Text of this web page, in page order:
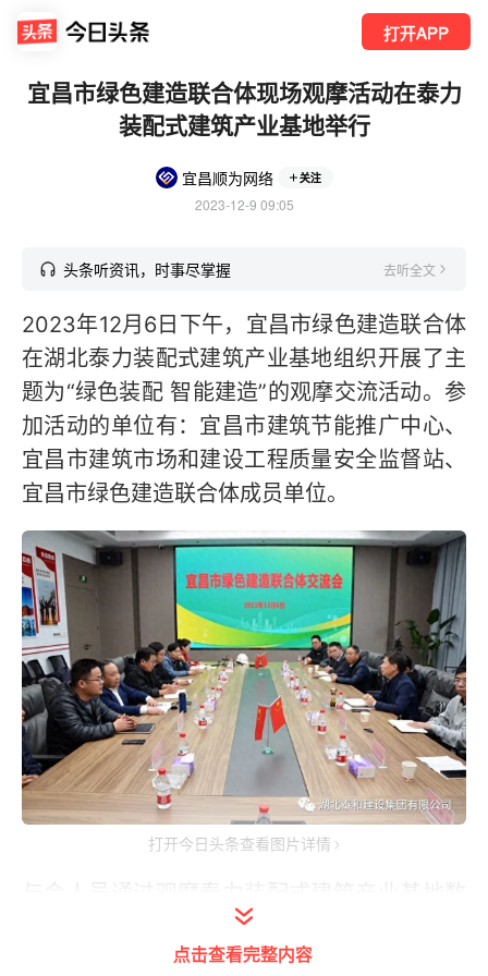
打开APP
宜昌市绿色建造联合体现场观摩活动在泰力
装配式建筑产业基地举行
宜昌顺为网络 关注
2023-12-9 09:05
头条听资讯，时事尽掌握 去听全文
2023年12月6日下午，宜昌市绿色建造联合体
在湖北泰力装配式建筑产业基地组织开展了主
题为“绿色装配 智能建造”的观摩交流活动。参
加活动的单位有：宜昌市建筑节能推广中心、
宜昌市建筑市场和建设工程质量安全监督站、
宜昌市绿色建造联合体成员单位。
打开今日头条查看图片详情
字化生产车间和泰力装配式产业基地办公研发
中心项目施工现场，进一步领会到绿色建造是
点击查看完整内容